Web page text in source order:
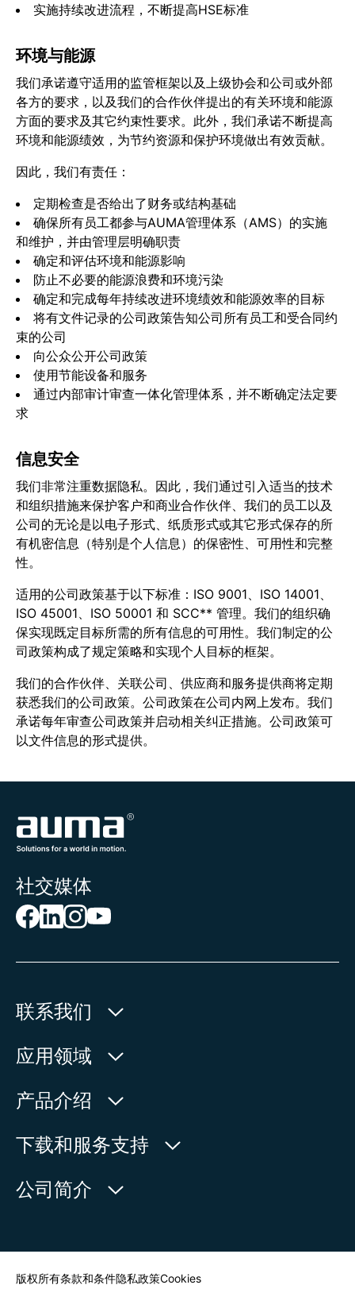
实施持续改进流程，不断提高HSE标准
环境与能源
我们承诺遵守适用的监管框架以及上级协会和公司或外部
各方的要求，以及我们的合作伙伴提出的有关环境和能源
方面的要求及其它约束性要求。此外，我们承诺不断提高
环境和能源绩效，为节约资源和保护环境做出有效贡献。
因此，我们有责任：
定期检查是否给出了财务或结构基础
确保所有员工都参与AUMA管理体系（AMS）的实施
和维护，并由管理层明确职责
确定和评估环境和能源影响
防止不必要的能源浪费和环境污染
确定和完成每年持续改进环境绩效和能源效率的目标
将有文件记录的公司政策告知公司所有员工和受合同约
束的公司
向公众公开公司政策
使用节能设备和服务
通过内部审计审查一体化管理体系，并不断确定法定要
求
信息安全
我们非常注重数据隐私。因此，我们通过引入适当的技术
和组织措施来保护客户和商业合作伙伴、我们的员工以及
公司的无论是以电子形式、纸质形式或其它形式保存的所
有机密信息（特别是个人信息）的保密性、可用性和完整
性。
适用的公司政策基于以下标准：ISO 9001、ISO 14001、
ISO 45001、ISO 50001 和 SCC** 管理。我们的组织确
保实现既定目标所需的所有信息的可用性。我们制定的公
司政策构成了规定策略和实现个人目标的框架。
我们的合作伙伴、关联公司、供应商和服务提供商将定期
获悉我们的公司政策。公司政策在公司内网上发布。我们
承诺每年审查公司政策并启动相关纠正措施。公司政策可
以文件信息的形式提供。
社交媒体
联系我们
欧玛执行器(中国)有限公司
人民北路171号
215499
邮箱:mailbox@auma-china.com
联系表
应用领域
水利
电力
通用工业
产品介绍
产品查询
下载和服务支持
欧玛中国联系方式
公司简介
版权所有条款和条件隐私政策Cookies